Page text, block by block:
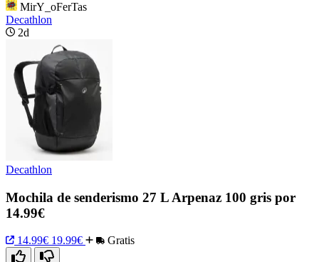
MirY_oFerTas
Decathlon
2d
Decathlon
Mochila de senderismo 27 L Arpenaz 100 gris por
14.99€
14.99€ 19.99€ Gratis